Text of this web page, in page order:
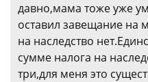
давно,мама тоже уже
оставил завещание на
на наследство
сумме налога на
три,для меня это